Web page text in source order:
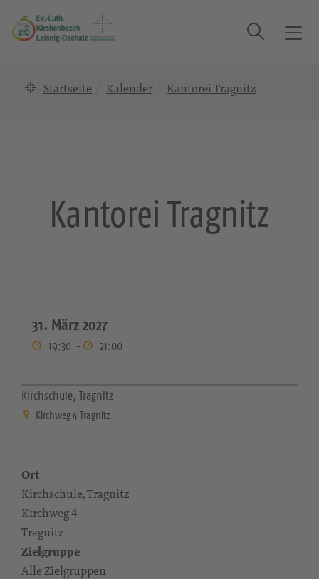
T
Suche
Startseite Kalender Kantorei Tragnitz
Kantorei Tragnitz
31. März 2027
19:30 - 21:00
Kirchschule, Tragnitz
Kirchweg 4 Tragnitz
Ort
Kirchschule, Tragnitz
Kirchweg 4
Tragnitz
Zielgruppe
Alle Zielgruppen